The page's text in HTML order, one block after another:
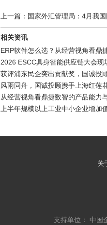
上一篇：国家外汇管理局：4月我
相关资讯
ERP软件怎么选？从经营视角看鼎
2026 ESCC具身智能供应链大会
获评浦东民企突出贡献奖，国诚投
风雨同舟，国诚投顾携手上海红莲
从经营视角看鼎捷数智的产品能力
上半年规模以上工业中小企业增加
关
支持单位： 中国